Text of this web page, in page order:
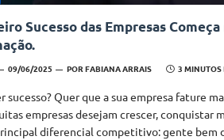
Sucesso das Empresas
09/06/2025 POR FABIANA ARRAIS 3 MINUTOS
sucesso? Quer que a sua empresa fature
empresas desejam crescer, conquistar
diferencial competitivo: gente bem